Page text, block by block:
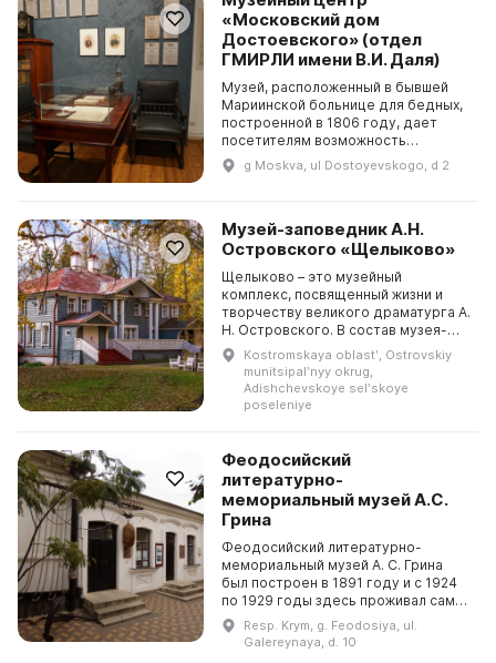
«Московский дом
Достоевского» (отдел
ГМИРЛИ имени В.И. Даля)
Музей, расположенный в бывшей
Мариинской больнице для бедных,
построенной в 1806 году, дает
посетителям возможность
познакомиться с детством Ф.
Достоевского. В этой квартире на
g Moskva, ul Dostoyevskogo, d 2
Музей-заповедник А.Н.
Островского «Щелыково»
Щелыково – это музейный
комплекс, посвященный жизни и
творчеству великого драматурга А.
Н. Островского. В состав музея-
заповедника входит Дом А. Н.
Островского, усадебный парк с
перспективами, Литерат...
Kostromskaya oblastʹ, Ostrovskiy
munitsipalʹnyy okrug,
Adishchevskoye selʹskoye
poseleniye
Феодосийский
литературно-
мемориальный музей А.С.
Грина
Феодосийский литературно-
мемориальный музей А. С. Грина
был построен в 1891 году и с 1924
по 1929 годы здесь проживал сам
писатель-романтик Александр
Степанович Грин. В 1970 году был
открыт музей Алек...
Resp. Krym, g. Feodosiya, ul.
Galereynaya, d. 10